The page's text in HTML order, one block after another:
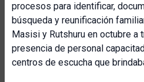
procesos para identificar,
búsqueda y reunificación
Masisi y Rutshuru en octubre a
presencia de personal
centros de escucha que